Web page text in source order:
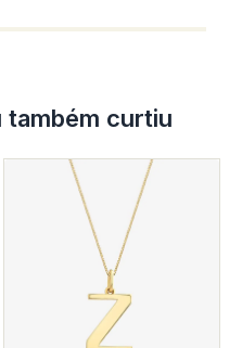
também curtiu